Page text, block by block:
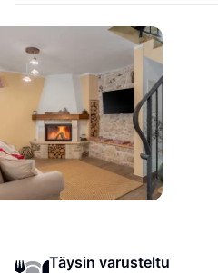
Täysin varusteltu